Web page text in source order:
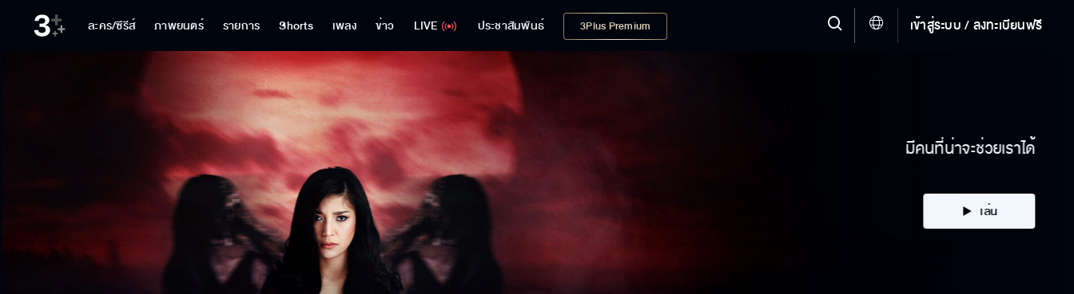
ละคร/ซีรีส์ ภาพยนตร์ รายการ Shorts เพลง ข่าว LIVE ประชาสัมพันธ์ 3Plus Premium เข้าสู่ระบบ / ลงทะเบียนฟรี
มีคนที่น่าจะช่วยเราได้